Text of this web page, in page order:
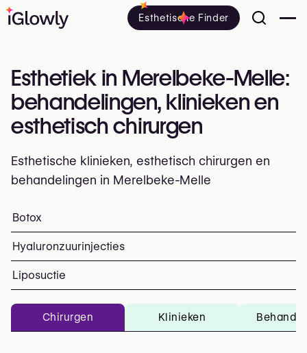
Esthetische Finder
Esthetiek in Merelbeke-Melle:
behandelingen, klinieken en
esthetisch chirurgen
Esthetische klinieken, esthetisch chirurgen en
behandelingen in Merelbeke-Melle
Alles over esthetiek in Merelbeke-Melle: klinieken,
Top ingrepen en
Botox
Hyaluronzuurinjecties
Liposuctie
Chirurgen Klinieken